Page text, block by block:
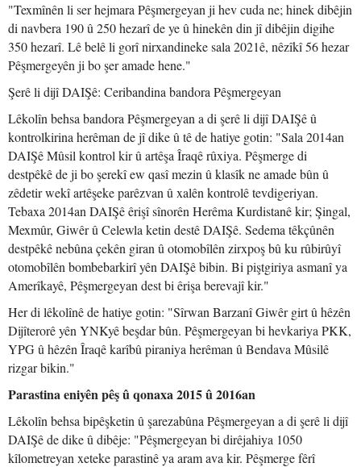
"Texmînên li ser hejmara Pêşmergeyan ji hev cuda ne; hinek dibêjin
di navbera 190 û 250 hezarî de ye û hinekên din jî dibêjin digihe
350 hezarî. Lê belê li gorî nirxandineke sala 2021ê, nêzîkî 56 hezar
Pêşmergeyên ji bo şer amade hene."
Şerê li dijî DAIŞê: Ceribandina bandora Pêşmergeyan
Lêkolîn behsa bandora Pêşmergeyan a di şerê li dijî DAIŞê û
kontrolkirina herêman de jî dike û tê de hatiye gotin: "Sala 2014an
DAIŞê Mûsil kontrol kir û artêşa Îraqê rûxiya. Pêşmerge di
destpêkê de ji bo şerekî ew qasî mezin û klasîk ne amade bûn û
zêdetir wekî artêşeke parêzvan û xalên kontrolê tevdigeriyan.
Tebaxa 2014an DAIŞê êrişî sînorên Herêma Kurdistanê kir; Şingal,
Mexmûr, Giwêr û Celewla ketin destê DAIŞê. Sedema têkçûnên
destpêkê nebûna çekên giran û otomobîlên zirxpoş bû ku rûbirûyî
otomobîlên bombebarkirî yên DAIŞê bibin. Bi piştgiriya asmanî ya
Amerîkayê, Pêşmergeyan dest bi êrişa berevajî kir."
Her di lêkolînê de hatiye gotin: "Sîrwan Barzanî Giwêr girt û hêzên
Dijîterorê yên YNKyê beşdar bûn. Pêşmergeyan bi hevkariya PKK,
YPG û hêzên Îraqê karîbû piraniya herêman û Bendava Mûsilê
rizgar bikin."
Parastina eniyên pêş û qonaxa 2015 û 2016an
Lêkolîn behsa bipêşketin û şarezabûna Pêşmergeyan a di şerê li dijî
DAIŞê de dike û dibêje: "Pêşmergeyan bi dirêjahiya 1050
kîlometreyan xeteke parastinê ya aram ava kir. Pêşmerge fêrî